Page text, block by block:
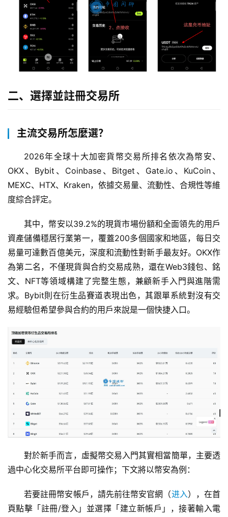
二、選擇並註冊交易所
主流交易所怎麼選？
2026年全球十大加密貨幣交易所排名依次為幣安、
OKX、Bybit、Coinbase、Bitget、Gate.io、KuCoin、
MEXC、HTX、Kraken，依據交易量、流動性、合規性等維
度綜合評定。
其中，幣安以39.2%的現貨市場份額和全面領先的用戶
資產儲備穩居行業第一，覆蓋200多個國家和地區，每日交
易量可達數百億美元，深度和流動性對新手最友好。OKX作
為第二名，不僅現貨與合約交易成熟，還在Web3錢包、銘
文、NFT等領域構建了完整生態，兼顧新手入門與進階需
求。Bybit則在衍生品賽道表現出色，其跟單系統對沒有交
易經驗但希望參與合約的用戶來說是一個快捷入口。
對於新手而言，虛擬幣交易入門其實相當簡單，主要透
過中心化交易所平台即可操作；下文將以幣安為例：
若要註冊幣安帳戶，請先前往幣安官網（进入），在首
頁點擊「註冊/登入」並選擇「建立新帳戶」，接著輸入電